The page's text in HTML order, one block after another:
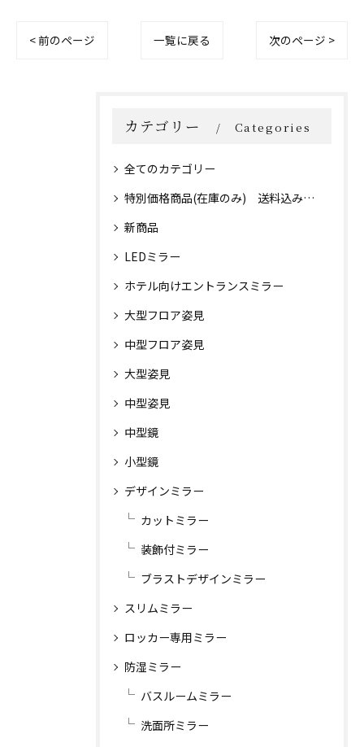
< 前のページ 一覧に戻る 次のページ >
カテゴリー Categories
全てのカテゴリー
特別価格商品(在庫のみ) 送料込み価格！
新商品
LEDミラー
ホテル向けエントランスミラー
大型フロア姿見
中型フロア姿見
大型姿見
中型姿見
中型鏡
小型鏡
デザインミラー
カットミラー
装飾付ミラー
ブラストデザインミラー
スリムミラー
ロッカー専用ミラー
防湿ミラー
バスルームミラー
洗面所ミラー